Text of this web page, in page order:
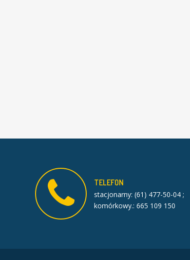
TELEFON
stacjonarny: (61) 477-50-04 ;
komórkowy.: 665 109 150